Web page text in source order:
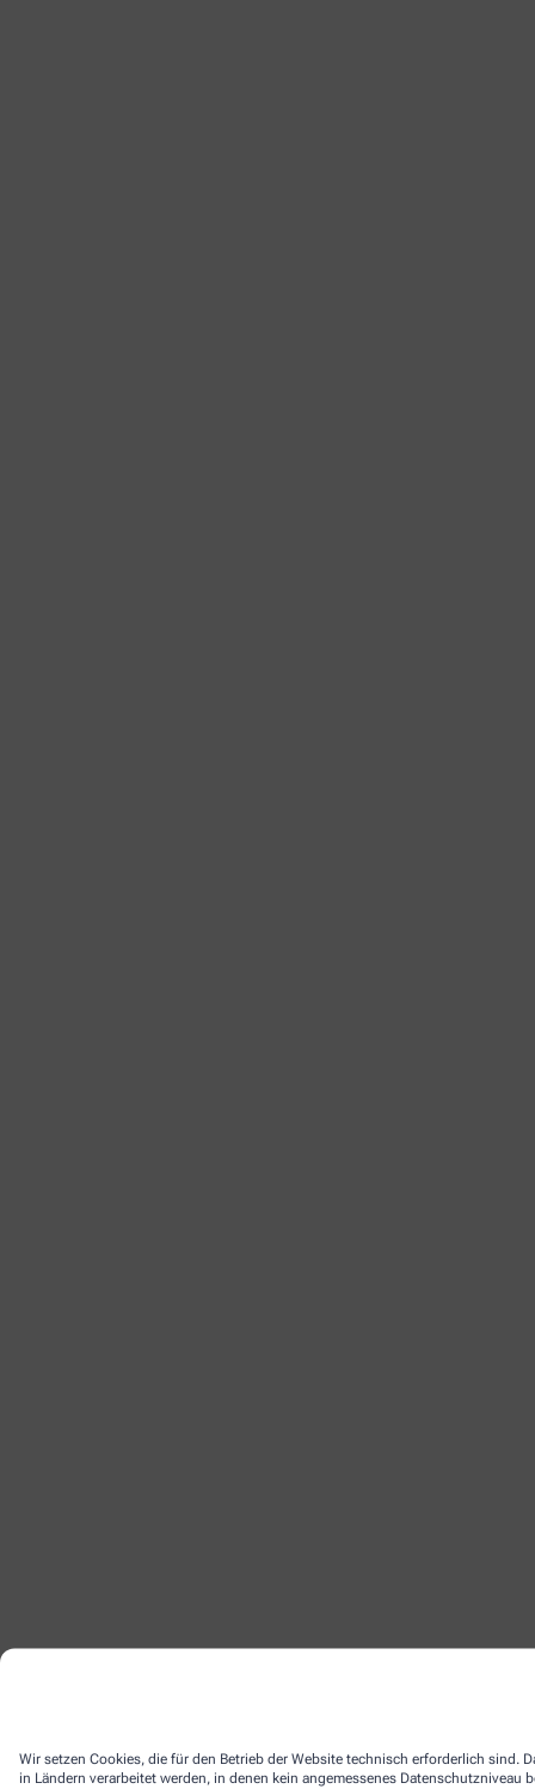
Wir setzen Cookies, die für den Betrieb der Website technisch erforderlich sind.
in Ländern verarbeitet werden, in denen kein angemessenes